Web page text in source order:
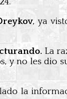
, ya
La
y no les dio
la